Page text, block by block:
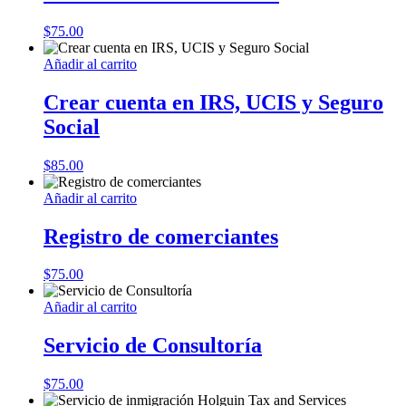
$75.00
Añadir al carrito
Crear cuenta en IRS, UCIS y Seguro
Social
$85.00
Añadir al carrito
Registro de comerciantes
$75.00
Añadir al carrito
Servicio de Consultoría
$75.00